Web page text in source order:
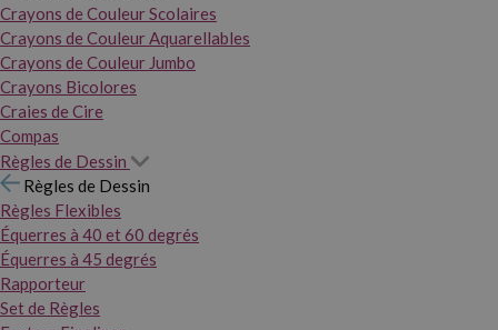
Crayons de Couleur Scolaires
Crayons de Couleur Aquarellables
Crayons de Couleur Jumbo
Crayons Bicolores
Craies de Cire
Compas
Règles de Dessin
Règles de Dessin
Règles Flexibles
Équerres à 40 et 60 degrés
Équerres à 45 degrés
Rapporteur
Set de Règles